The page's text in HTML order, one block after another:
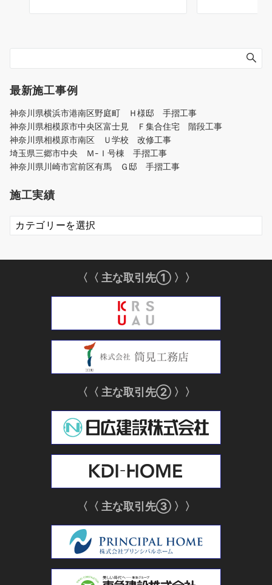
最新施工事例
神奈川県横浜市港南区野庭町 Ｈ様邸 手摺工事
神奈川県相模原市中央区富士見 Ｆ集合住宅 階段工事
神奈川県相模原市南区 Ｕ学校 改修工事
埼玉県三郷市中央 Ｍ-Ｉ号棟 手摺工事
神奈川県川崎市宮前区有馬 Ｇ邸 手摺工事
施工実績
施
工
〈〈 主な取引先① 〉〉
〈〈 主な取引先② 〉〉
〈〈 主な取引先③ 〉〉